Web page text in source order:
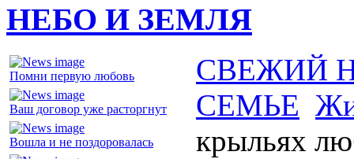
НЕБО И ЗЕМЛЯ
Помни первую любовь
Ваш договор уже расторгнут
Вошла и не поздоровалась
СВЕЖИЙ
СЕМЬЕ
крыльях